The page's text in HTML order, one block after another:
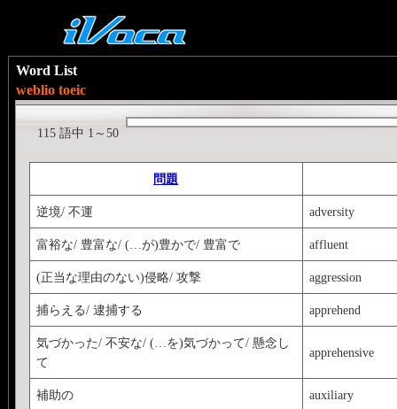
Word List
weblio toeic
115 語中 1～50
問題
逆境/ 不運 adversity
富裕な/ 豊富な/ (…が)豊かで/ 豊富で affluent
(正当な理由のない)侵略/ 攻撃 aggression
捕らえる/ 逮捕する apprehend
気づかった/ 不安な/ (…を)気づかって/ 懸念し
て
apprehensive
補助の auxiliary